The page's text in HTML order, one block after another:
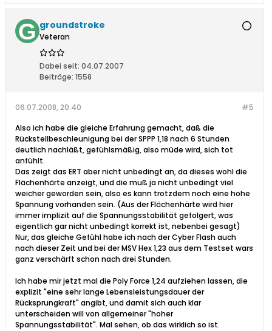
groundstroke
Veteran
Dabei seit: 04.07.2007
Beiträge: 1558
#5
06.07.2008, 20:40
Also ich habe die gleiche Erfahrung gemacht, daß die
Rückstellbeschleunigung bei der SPPP 1,18 nach 6 Stunden
deutlich nachläßt, gefühlsmäßig, also müde wird, sich tot
anfühlt.
Das zeigt das ERT aber nicht unbedingt an, da dieses wohl die
Flächenhärte anzeigt, und die muß ja nicht unbedingt viel
weicher geworden sein, also es kann trotzdem noch eine hohe
Spannung vorhanden sein. (Aus der Flächenhärte wird hier
immer implizit auf die Spannungsstabilität gefolgert, was
eigentlich gar nicht unbedingt korrekt ist, nebenbei gesagt)
Nur, das gleiche Gefühl habe ich nach der Cyber Flash auch
nach dieser Zeit und bei der MSV Hex 1,23 aus dem Testset wars
ganz verschärft schon nach drei Stunden.
Ich habe mir jetzt mal die Poly Force 1,24 aufziehen lassen, die
explizit "eine sehr lange Lebensleistungsdauer der
Rücksprungkraft" angibt, und damit sich auch klar
unterscheiden will von allgemeiner "hoher
Spannungsstabilität". Mal sehen, ob das wirklich so ist.